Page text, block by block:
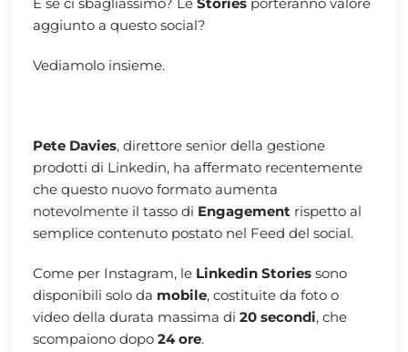
aggiunto a questo social?
Vediamolo insieme.
Pete Davies, direttore senior della gestione
prodotti di Linkedin, ha affermato recentemente
che questo nuovo formato aumenta
notevolmente il tasso di Engagement rispetto al
semplice contenuto postato nel Feed del social.
Come per Instagram, le Linkedin Stories sono
disponibili solo da mobile, costituite da foto o
video della durata massima di 20 secondi, che
scompaiono dopo 24 ore.